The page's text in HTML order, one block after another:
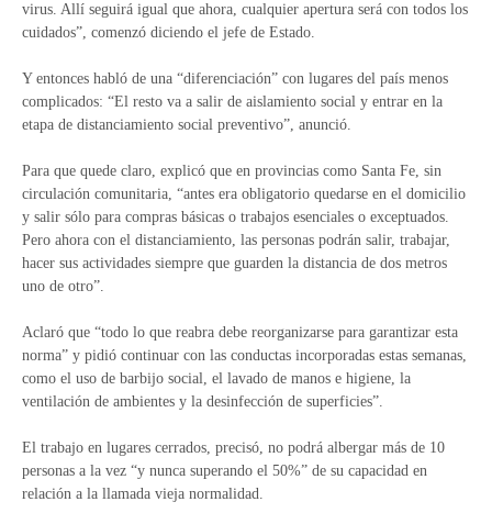
virus. Allí seguirá igual que ahora, cualquier apertura será con todos los
cuidados”, comenzó diciendo el jefe de Estado.
Y entonces habló de una “diferenciación” con lugares del país menos
complicados: “El resto va a salir de aislamiento social y entrar en la
etapa de distanciamiento social preventivo”, anunció.
Para que quede claro, explicó que en provincias como Santa Fe, sin
circulación comunitaria, “antes era obligatorio quedarse en el domicilio
y salir sólo para compras básicas o trabajos esenciales o exceptuados.
Pero ahora con el distanciamiento, las personas podrán salir, trabajar,
hacer sus actividades siempre que guarden la distancia de dos metros
uno de otro”.
Aclaró que “todo lo que reabra debe reorganizarse para garantizar esta
norma” y pidió continuar con las conductas incorporadas estas semanas,
como el uso de barbijo social, el lavado de manos e higiene, la
ventilación de ambientes y la desinfección de superficies”.
El trabajo en lugares cerrados, precisó, no podrá albergar más de 10
personas a la vez “y nunca superando el 50%” de su capacidad en
relación a la llamada vieja normalidad.